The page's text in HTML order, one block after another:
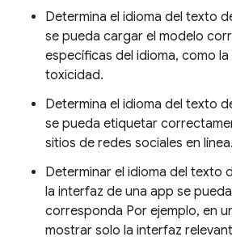
Determina el idioma del texto
se pueda cargar el modelo
específicas del idioma, como
toxicidad.
Determina el idioma del texto
se pueda etiquetar
sitios de redes sociales en línea.
Determinar el idioma del texto
la interfaz de una app se
corresponda Por ejemplo, en
mostrar solo la interfaz